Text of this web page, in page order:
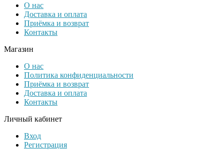
О нас
Доставка и оплата
Приёмка и возврат
Контакты
Магазин
О нас
Политика конфиденциальности
Приёмка и возврат
Доставка и оплата
Контакты
Личный кабинет
Вход
Регистрация